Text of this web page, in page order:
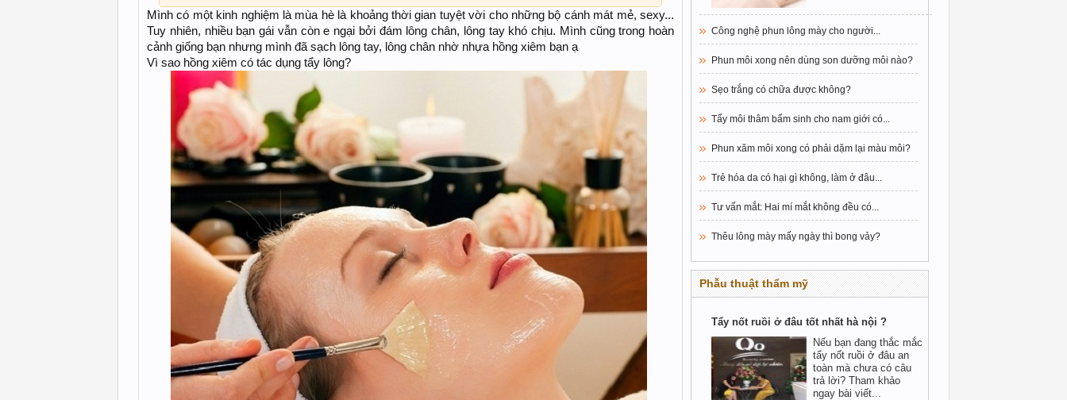
Mình có một kinh nghiệm là mùa hè là khoảng thời gian tuyệt vời cho những bộ cánh mát mẻ, sexy...
Tuy nhiên, nhiều bạn gái vẫn còn e ngại bởi đám lông chân, lông tay khó chịu. Mình cũng trong hoàn
cảnh giống bạn nhưng mình đã sạch lông tay, lông chân nhờ nhựa hồng xiêm bạn ạ
Vì sao hồng xiêm có tác dụng tẩy lông?
Công nghệ phun lông mày cho người...
Phun môi xong nên dùng son dưỡng môi nào?
Sẹo trắng có chữa được không?
Tẩy môi thâm bẩm sinh cho nam giới có...
Phun xăm môi xong có phải dặm lại màu môi?
Trẻ hóa da có hại gì không, làm ở đâu...
Tư vấn mắt: Hai mí mắt không đều có...
Thêu lông mày mấy ngày thì bong vảy?
Phẫu thuật thẩm mỹ
Tẩy nốt ruồi ở đâu tốt nhất hà nội ?
Nếu bạn đang thắc mắc
tẩy nốt ruồi ở đâu an
toàn mà chưa có câu
trả lời? Tham khảo
ngay bài viết...